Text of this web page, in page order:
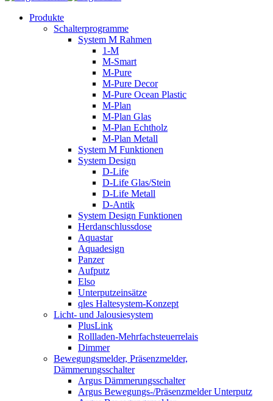
Produkte
Schalterprogramme
System M Rahmen
1-M
M-Smart
M-Pure
M-Pure Decor
M-Pure Ocean Plastic
M-Plan
M-Plan Glas
M-Plan Echtholz
M-Plan Metall
System M Funktionen
System Design
D-Life
D-Life Glas/Stein
D-Life Metall
D-Antik
System Design Funktionen
Herdanschlussdose
Aquastar
Aquadesign
Panzer
Aufputz
Elso
Unterputzeinsätze
qles Haltesystem-Konzept
Licht- und Jalousiesystem
PlusLink
Rollladen-Mehrfachsteuerrelais
Dimmer
Bewegungsmelder, Präsenzmelder,
Dämmerungsschalter
Argus Dämmerungsschalter
Argus Bewegungs-/Präsenzmelder Unterputz